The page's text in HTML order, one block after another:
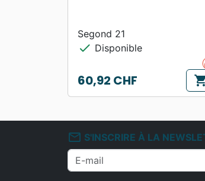
Segond 21
check Disponible
Prix
60,92 CHF
mail_outline S'INSCRIRE À LA